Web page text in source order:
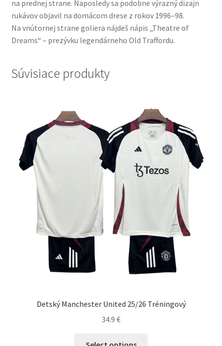
na prednej strane. Naposledy sa podobne výrazný dizajn
rukávov objavil na domácom drese z rokov 1996–98.
Na vnútornej strane goliera nájdeš nápis „Theatre of
Dreams“ – prezývku legendárneho Old Traffordu.
Súvisiace produkty
Detský Manchester United 25/26 Tréningový
34.9 €